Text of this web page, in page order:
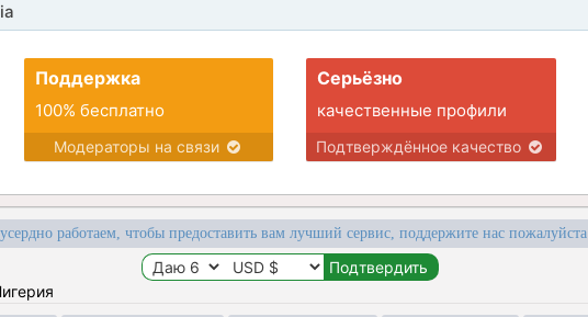
Поддержка
100% бесплатно
Модераторы на связи
Серьёзно
качественные профили
Подтверждённое качество
работаем, чтобы предоставить вам лучший сервис, поддержите нас пожалуйста